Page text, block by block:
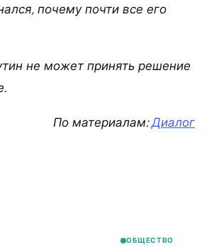
почему почти все его
не может принять решение
По материалам:Диалог
ОБЩЕСТВО